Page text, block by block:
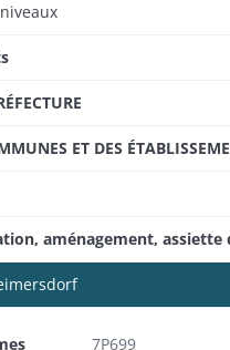
ET DES
aménagement, assiette
7P699